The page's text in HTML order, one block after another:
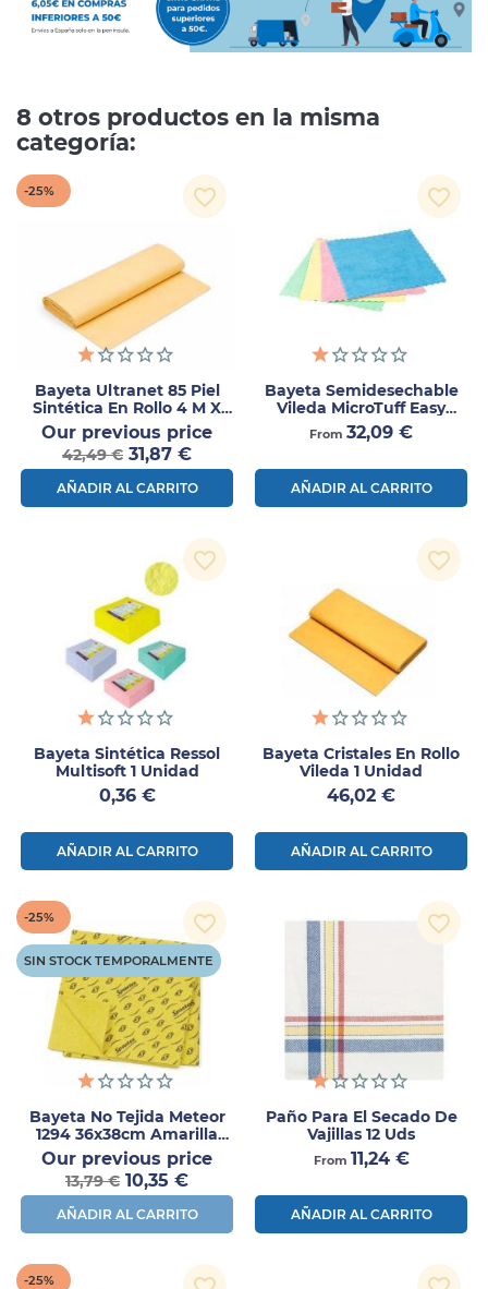
8 otros productos en la misma
categoría:
Bayeta Ultranet 85 Piel
Sintética En Rollo 4 M X
40 Cm – 1ud
Our previous pricePrecio
42,49 € Precio
31,87 €
AÑADIR AL CARRITO
-25% favorite_border
Bayeta Semidesechable
Vileda MicroTuff Easy
50uds
From Precio
32,09 €
AÑADIR AL CARRITO
favorite_border
Bayeta Sintética Ressol
Multisoft 1 Unidad
Precio
0,36 €
AÑADIR AL CARRITO
favorite_border
Bayeta Cristales En Rollo
Vileda 1 Unidad
Precio
46,02 €
AÑADIR AL CARRITO
favorite_border
Bayeta No Tejida Meteor
1294 36x38cm Amarilla
10uds – Reutilizable Alta
Resistencia
Our previous pricePrecio
13,79 € Precio
10,35 €
AÑADIR AL CARRITO
-25%
SIN STOCK TEMPORALMENTE
favorite_border
Paño Para El Secado De
Vajillas 12 Uds
From Precio
11,24 €
AÑADIR AL CARRITO
favorite_border
-25%